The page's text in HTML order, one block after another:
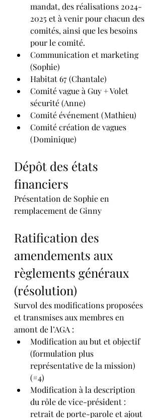
mandat, des réalisations 2024-
2025 et à venir pour chacun des
comités, ainsi que les besoins
pour le comité.
Communication et marketing
(Sophie)
Habitat 67 (Chantale)
Comité vague à Guy + Volet
sécurité (Anne)
Comité événement (Mathieu)
Comité création de vagues
(Dominique)
Dépôt des états
financiers
Présentation de Sophie en
remplacement de Ginny
Ratification des
amendements aux
règlements généraux
(résolution)
Survol des modifications proposées
et transmises aux membres en
amont de l’AGA :
Modification au but et objectif
(formulation plus
représentative de la mission)
(#4)
Modification à la description
du rôle de vice-président :
retrait de porte-parole et ajout